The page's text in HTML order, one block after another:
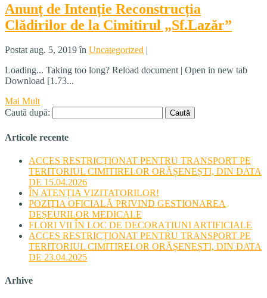
Anunț de Intenție Reconstrucția
Clădirilor de la Cimitirul „Sf.Lazăr”
Postat aug. 5, 2019 în Uncategorized |
Loading... Taking too long? Reload document | Open in new tab
Download [1.73...
Mai Mult
Caută după:
Articole recente
ACCES RESTRICȚIONAT PENTRU TRANSPORT PE
TERITORIUL CIMITIRELOR ORĂȘENEȘTI, DIN DATA
DE 15.04.2026
ÎN ATENȚIA VIZITATORILOR!
POZIȚIA OFICIALĂ PRIVIND GESTIONAREA
DEȘEURILOR MEDICALE
FLORI VII ÎN LOC DE DECORAȚIUNI ARTIFICIALE
ACCES RESTRICȚIONAT PENTRU TRANSPORT PE
TERITORIUL CIMITIRELOR ORĂȘENEȘTI, DIN DATA
DE 23.04.2025
Arhive